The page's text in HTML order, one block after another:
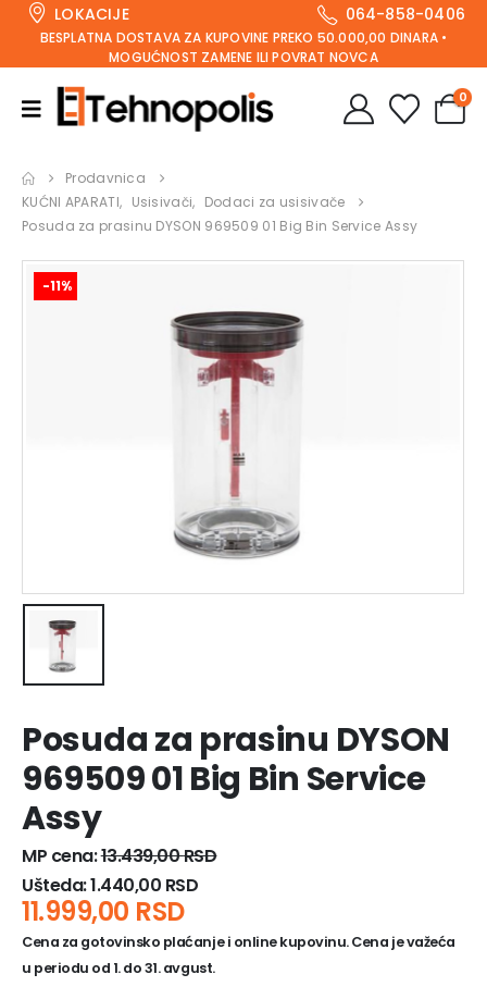
LOKACIJE 064-858-0406
BESPLATNA DOSTAVA ZA KUPOVINE PREKO 50.000,00 DINARA •
MOGUĆNOST ZAMENE ILI POVRAT NOVCA
0
Prodavnica
KUĆNI APARATI, Usisivači, Dodaci za usisivače
Posuda za prasinu DYSON 969509 01 Big Bin Service Assy
-11%
Posuda za prasinu DYSON
969509 01 Big Bin Service
Assy
MP cena:13.439,00RSD
Ušteda:1.440,00 RSD
11.999,00 RSD
Cena za gotovinsko plaćanje i online kupovinu. Cena je važeća
u periodu od 1. do 31. avgust.